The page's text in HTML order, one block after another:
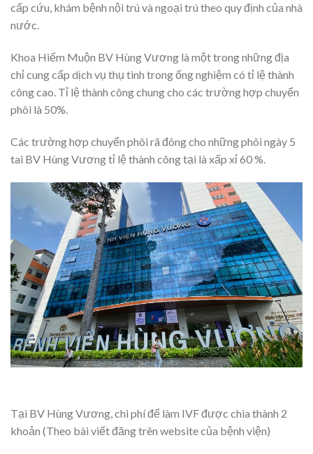
cấp cứu, khám bệnh nội trú và ngoại trú theo quy định của nhà
nước.
Khoa Hiếm Muộn BV Hùng Vương là một trong những địa
chỉ cung cấp dịch vụ thụ tinh trong ống nghiệm có tỉ lệ thành
công cao. Tỉ lệ thành công chung cho các trường hợp chuyển
phôi là 50%.
Các trường hợp chuyển phôi rã đông cho những phôi ngày 5
tai BV Hùng Vương tỉ lệ thành công tại là xấp xỉ 60 %.
Tại BV Hùng Vương, chi phí để làm IVF được chia thành 2
khoản (Theo bài viết đăng trên website của bệnh viện)